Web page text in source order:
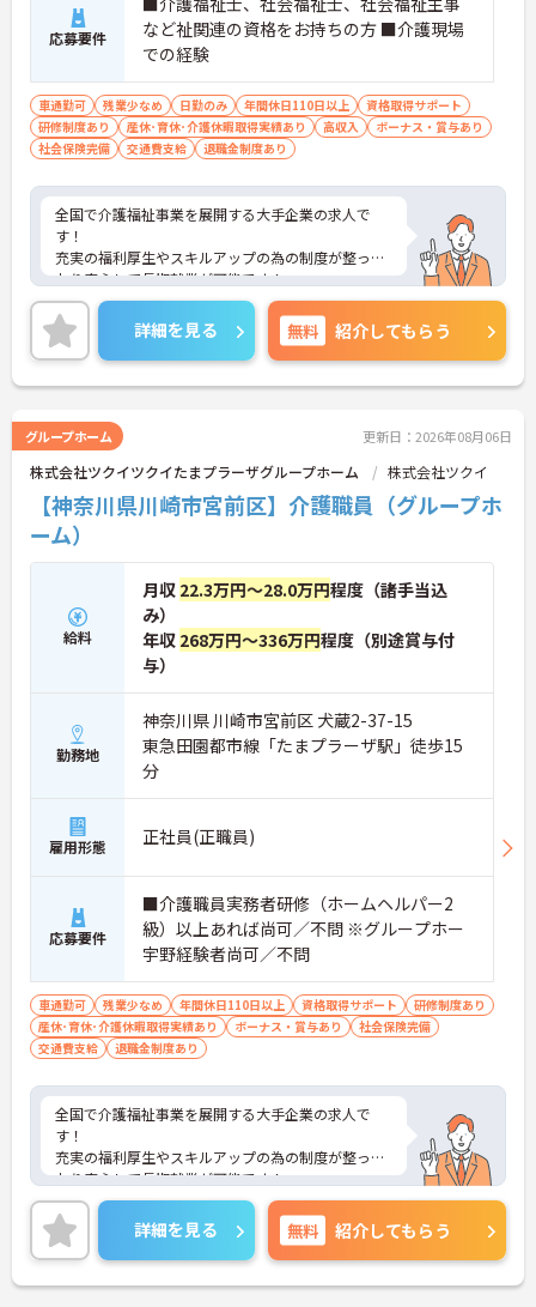
応募要件
など祉関連の資格をお持ちの方 ■介護現場
での経験
車通勤可 残業少なめ 日勤のみ 年間休日110日以上
資格取得サポート
研修制度あり
産休･育休･介護休暇取得実績あり 高収入
ボーナス・賞与あり
社会保険完備
交通費支給 退職金制度あり
全国で介護福祉事業を展開する大手企業の求人で
す！
充実の福利厚生やスキルアップの為の制度が整って
おり安心して長期就業が可能です！
ご興味ある方には、面接のポイントなど、さらに詳
細をお話致しますのでお気軽にご相談ください。
詳細を見る 無料 紹介してもらう
グループホーム 更新日：2026年08月06日
株式会社ツクイツクイたまプラーザグループホーム 株式会社ツクイ
【神奈川県川崎市宮前区】介護職員（グループホ
ーム）
給料
月収 22.3万円～28.0万円程度（諸手当込
み）
年収 268万円～336万円程度（別途賞与付
与）
勤務地
神奈川県 川崎市宮前区 犬蔵2-37-15
東急田園都市線「たまプラーザ駅」徒歩15
分
雇用形態 正社員(正職員)
応募要件
■介護職員実務者研修（ホームヘルパー2
級）以上あれば尚可／不問 ※グループホー
宇野経験者尚可／不問
車通勤可 残業少なめ 年間休日110日以上 資格取得サポート
研修制度あり
産休･育休･介護休暇取得実績あり
ボーナス・賞与あり
社会保険完備
交通費支給
退職金制度あり
全国で介護福祉事業を展開する大手企業の求人で
す！
充実の福利厚生やスキルアップの為の制度が整って
おり安心して長期就業が可能です！
ご興味ある方には、面接のポイントなど、さらに詳
細をお話致しますのでお気軽にご相談ください。
詳細を見る 無料 紹介してもらう